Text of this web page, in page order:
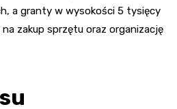
a granty w wysokości 5 tysięcy
zakup sprzętu oraz organizację